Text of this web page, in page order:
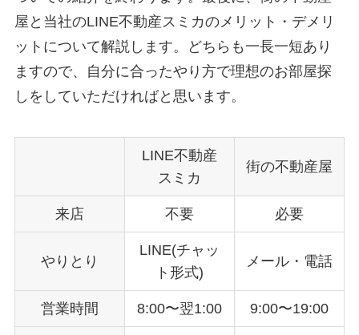
屋と当社のLINE不動産スミカのメリット・デメリ
ットについて解説します。どちらも一長一短あり
ますので、自分に合ったやり方で理想のお部屋探
しをしていただければと思います。
LINE不動産
スミカ
街の不動産屋
来店 不要 必要
やりとり
LINE(チャッ
ト形式)
メール・電話
営業時間 8:00〜翌1:00 9:00〜19:00